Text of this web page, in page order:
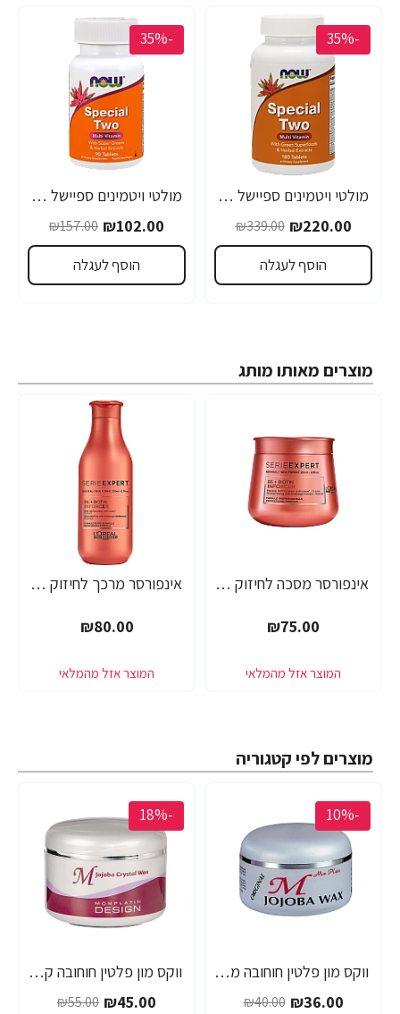
-35%
מולטי ויטמינים ספיישל טו 180 טבליות - מבית NOW FOODS
₪220.00
₪339.00
הוסף לעגלה
-35%
מולטי ויטמינים ספיישל טו 90 טבליות - מבית NOW FOODS
₪102.00
₪157.00
הוסף לעגלה
מוצרים מאותו מותג
אינפורסר מסכה לחיזוק סיב השערה SERIE EXPERT ביוטין 250 מ"ל - מבית לוריאל פרופסיונל
₪75.00
אינפורסר מרכך לחיזוק סיב השערה SERIE EXPERT ביוטין 200 מ"ל - מבית לוריאל פרופסיונל
₪80.00
מוצרים לפי קטגוריה
-10%
ווקס מון פלטין חוחובה מקצועי לשיער 150 מ"ל - מבית MON PLATIN PROFESSIONAL
₪36.00
₪40.00
-18%
ווקס מון פלטין חוחובה קריסטל מקצועי לשיער 250 מ"ל - מבית MON PLATIN PROFESSIONAL
₪45.00
₪55.00